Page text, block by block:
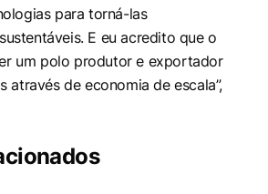
para torná-las
E eu acredito que o
um polo produtor e exportador
através de economia de escala”,